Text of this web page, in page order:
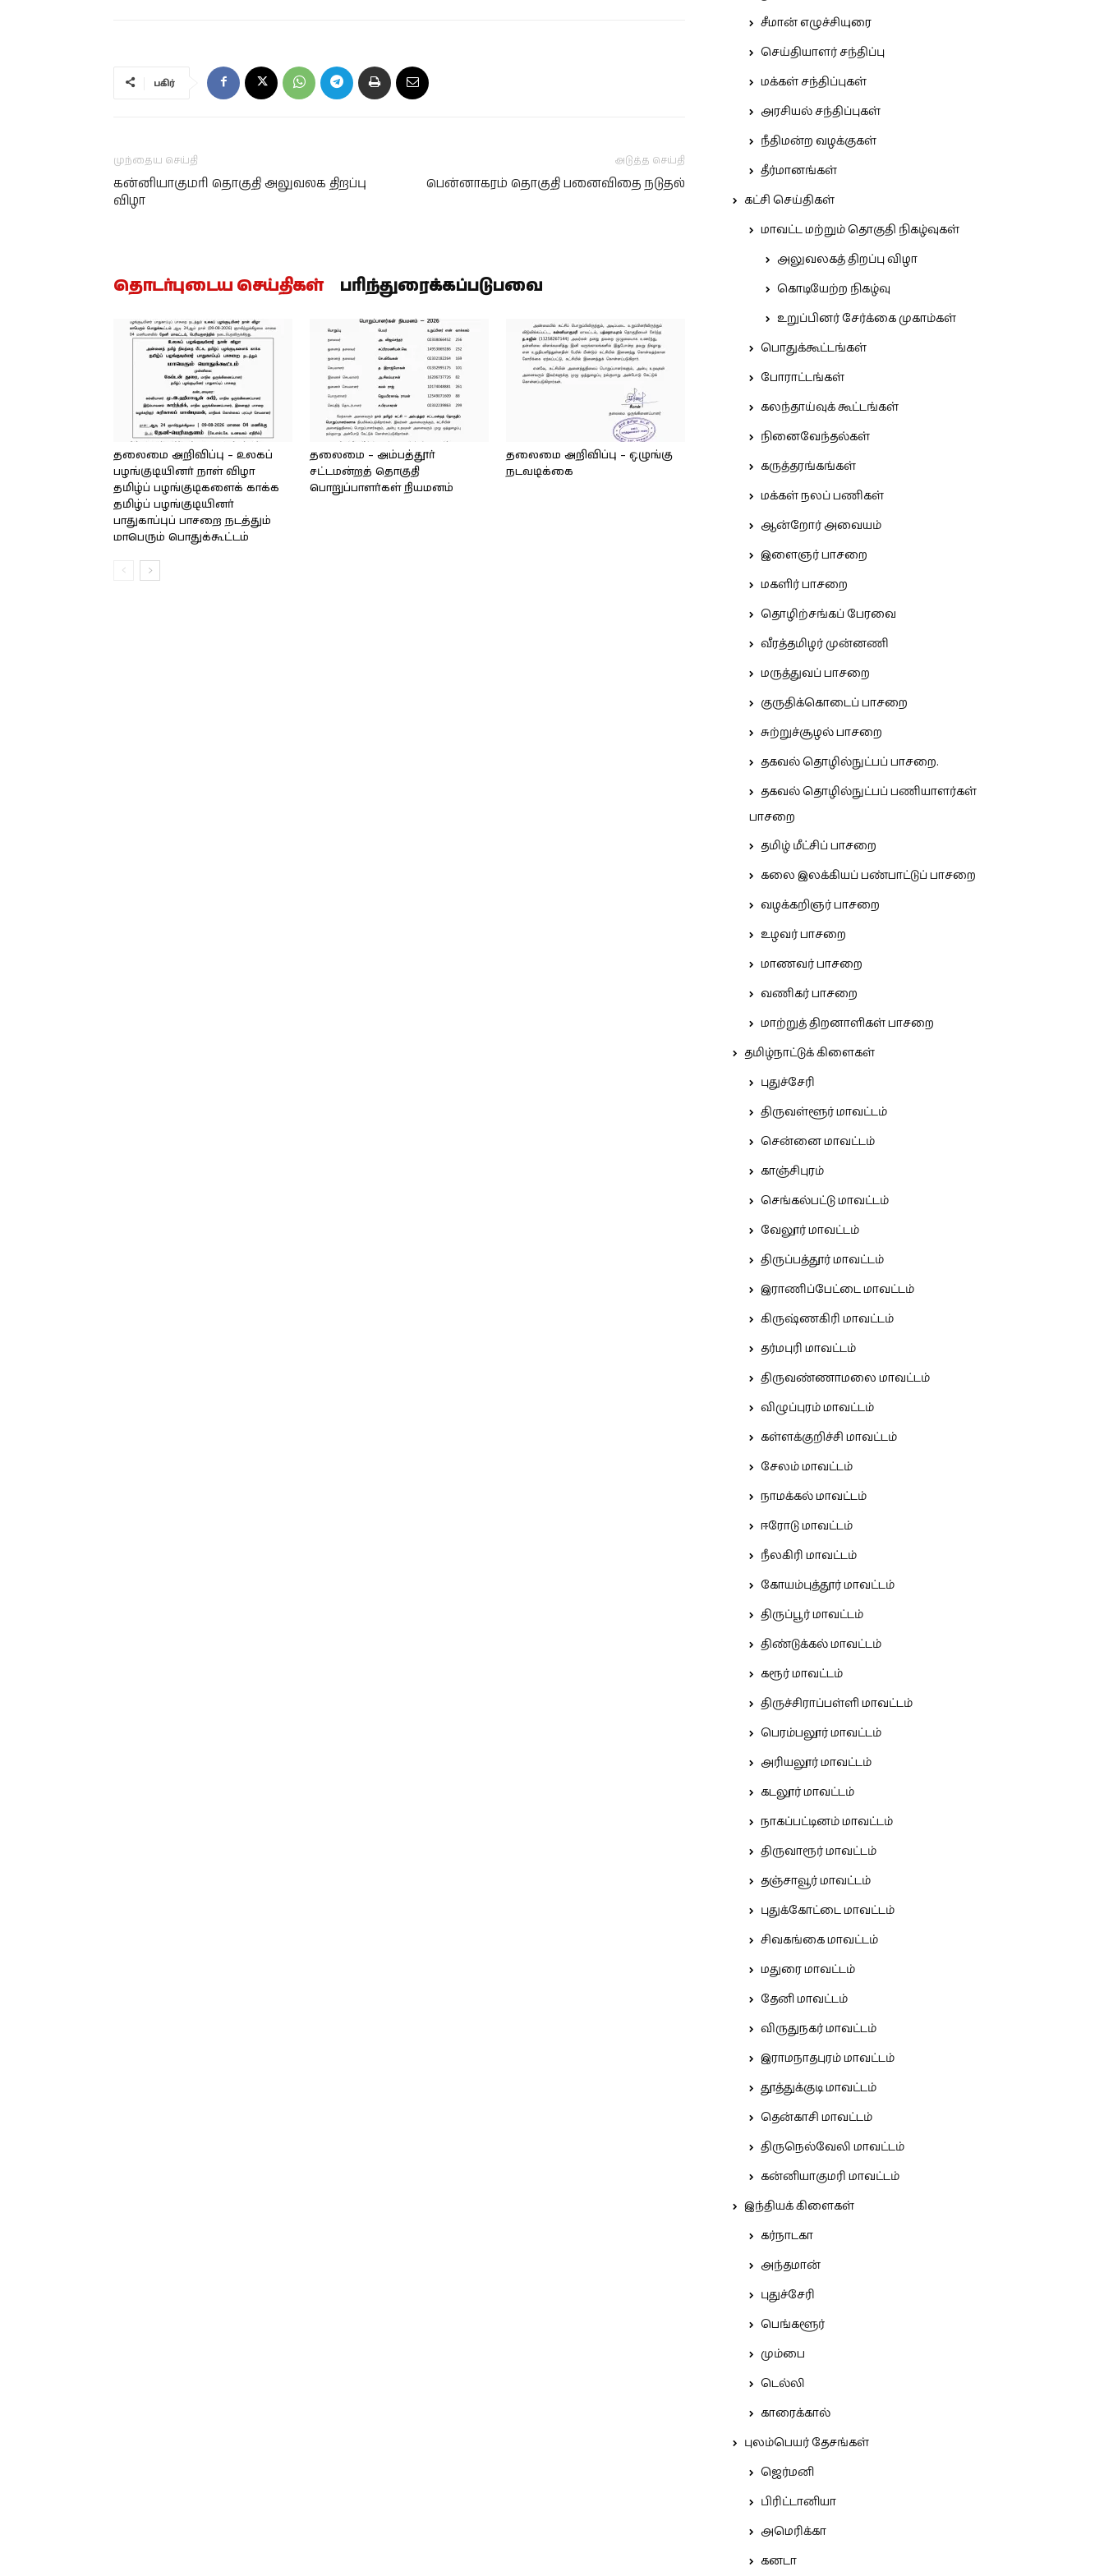
பகிர்
முந்தைய செய்தி
கன்னியாகுமரி தொகுதி அலுவலக திறப்பு
விழா
அடுத்த செய்தி
பென்னாகரம் தொகுதி பனைவிதை நடுதல்
தொடர்புடைய செய்திகள் பரிந்துரைக்கப்படுபவை
தலைமை அறிவிப்பு – உலகப்
பழங்குடியினர் நாள் விழா
தமிழ்ப் பழங்குடிகளைக் காக்க
தமிழ்ப் பழங்குடியினர்
பாதுகாப்புப் பாசறை நடத்தும்
மாபெரும் பொதுக்கூட்டம்
தலைமை – அம்பத்தூர்
சட்டமன்றத் தொகுதி
பொறுப்பாளர்கள் நியமனம்
தலைமை அறிவிப்பு – ஒழுங்கு
நடவடிக்கை
சீமான் எழுச்சியுரை
செய்தியாளர் சந்திப்பு
மக்கள் சந்திப்புகள்
அரசியல் சந்திப்புகள்
நீதிமன்ற வழக்குகள்
தீர்மானங்கள்
கட்சி செய்திகள்
மாவட்ட மற்றும் தொகுதி நிகழ்வுகள்
அலுவலகத் திறப்பு விழா
கொடியேற்ற நிகழ்வு
உறுப்பினர் சேர்க்கை முகாம்கள்
பொதுக்கூட்டங்கள்
போராட்டங்கள்
கலந்தாய்வுக் கூட்டங்கள்
நினைவேந்தல்கள்
கருத்தரங்கங்கள்
மக்கள் நலப் பணிகள்
ஆன்றோர் அவையம்
இளைஞர் பாசறை
மகளிர் பாசறை
தொழிற்சங்கப் பேரவை
வீரத்தமிழர் முன்னணி
மருத்துவப் பாசறை
குருதிக்கொடைப் பாசறை
சுற்றுச்சூழல் பாசறை
தகவல் தொழில்நுட்பப் பாசறை.
தகவல் தொழில்நுட்பப் பணியாளர்கள்
பாசறை
தமிழ் மீட்சிப் பாசறை
கலை இலக்கியப் பண்பாட்டுப் பாசறை
வழக்கறிஞர் பாசறை
உழவர் பாசறை
மாணவர் பாசறை
வணிகர் பாசறை
மாற்றுத் திறனாளிகள் பாசறை
தமிழ்நாட்டுக் கிளைகள்
புதுச்சேரி
திருவள்ளூர் மாவட்டம்
சென்னை மாவட்டம்
காஞ்சிபுரம்
செங்கல்பட்டு மாவட்டம்
வேலூர் மாவட்டம்
திருப்பத்தூர் மாவட்டம்
இராணிப்பேட்டை மாவட்டம்
கிருஷ்ணகிரி மாவட்டம்
தர்மபுரி மாவட்டம்
திருவண்ணாமலை மாவட்டம்
விழுப்புரம் மாவட்டம்
கள்ளக்குறிச்சி மாவட்டம்
சேலம் மாவட்டம்
நாமக்கல் மாவட்டம்
ஈரோடு மாவட்டம்
நீலகிரி மாவட்டம்
கோயம்புத்தூர் மாவட்டம்
திருப்பூர் மாவட்டம்
திண்டுக்கல் மாவட்டம்
கரூர் மாவட்டம்
திருச்சிராப்பள்ளி மாவட்டம்
பெரம்பலூர் மாவட்டம்
அரியலூர் மாவட்டம்
கடலூர் மாவட்டம்
நாகப்பட்டினம் மாவட்டம்
திருவாரூர் மாவட்டம்
தஞ்சாவூர் மாவட்டம்
புதுக்கோட்டை மாவட்டம்
சிவகங்கை மாவட்டம்
மதுரை மாவட்டம்
தேனி மாவட்டம்
விருதுநகர் மாவட்டம்
இராமநாதபுரம் மாவட்டம்
தூத்துக்குடி மாவட்டம்
தென்காசி மாவட்டம்
திருநெல்வேலி மாவட்டம்
கன்னியாகுமரி மாவட்டம்
இந்தியக் கிளைகள்
கர்நாடகா
அந்தமான்
புதுச்சேரி
பெங்களூர்
மும்பை
டெல்லி
காரைக்கால்
புலம்பெயர் தேசங்கள்
ஜெர்மனி
பிரிட்டானியா
அமெரிக்கா
கனடா